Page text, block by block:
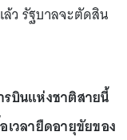
ว รัฐบาลจะตัดสิน
บินแห่งชาติสายนี้
วลายืดอายุขัยของ